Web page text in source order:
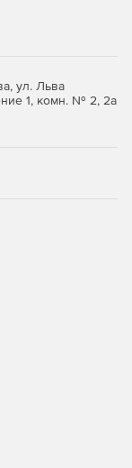
ну вербальные
различных
разных
ул. Льва
1, комн. № 2, 2а